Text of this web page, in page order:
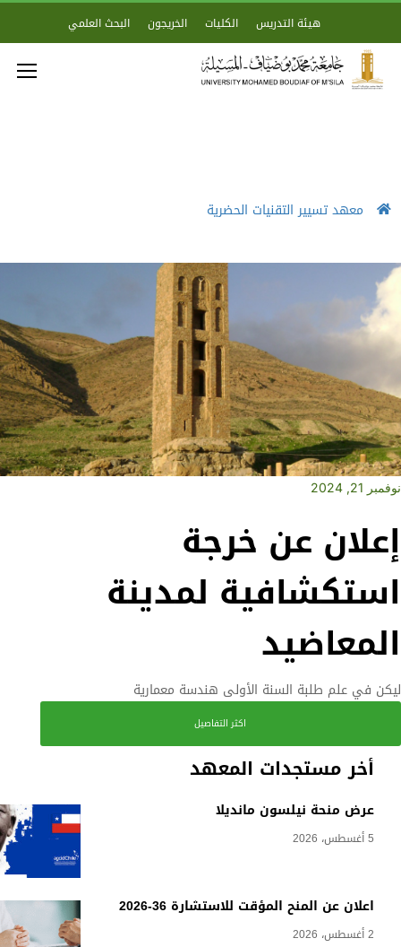
هيئة التدريس الكليات الخريجون البحث العلمي
معهد تسيير التقنيات الحضرية
أخر مستجدات المعهد
عرض منحة نيلسون مانديلا
5 أغسطس، 2026
اعلان عن المنح المؤقت للاستشارة 36-2026
2 أغسطس، 2026
نوفمبر 21, 2024
إعلان عن خرجة
استكشافية لمدينة
المعاضيد
ليكن في علم طلبة السنة الأولى هندسة معمارية
اكثر التفاصيل